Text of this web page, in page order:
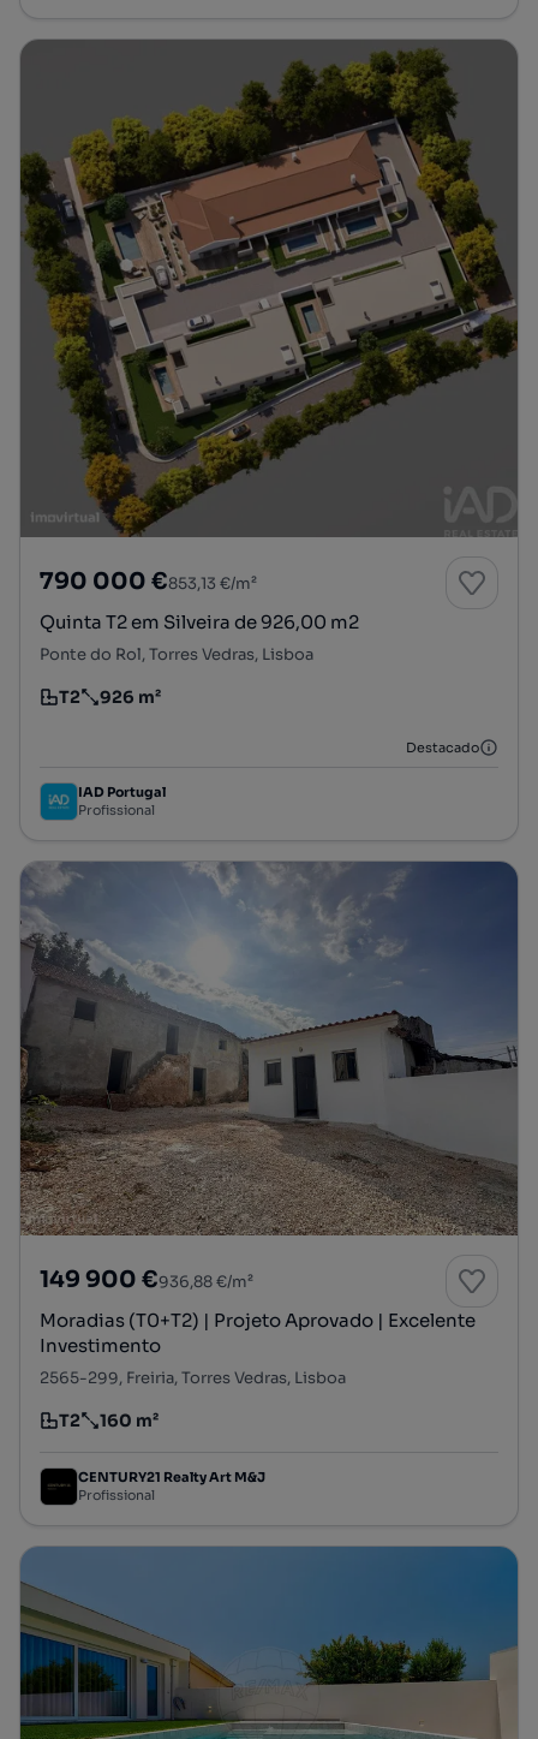
790 000 €853,13 €/m²
Quinta T2 em Silveira de 926,00 m2
Ponte do Rol, Torres Vedras, Lisboa
Tipologia
T2
Preço por metro quadrado
926 m²
Destacado
IAD Portugal
Profissional
149 900 €936,88 €/m²
Moradias (T0+T2) | Projeto Aprovado | Excelente
Investimento
2565-299, Freiria, Torres Vedras, Lisboa
Tipologia
T2
Preço por metro quadrado
160 m²
CENTURY21 Realty Art M&J
Profissional